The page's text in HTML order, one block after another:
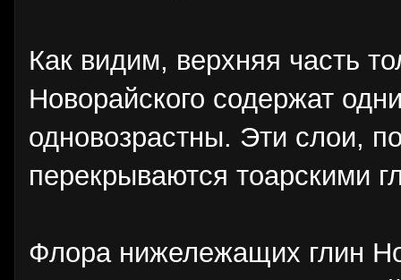
Как видим, верхняя часть
Новорайского содержат
одновозрастны. Эти слои,
перекрываются тоарскими
Флора нижележащих глин